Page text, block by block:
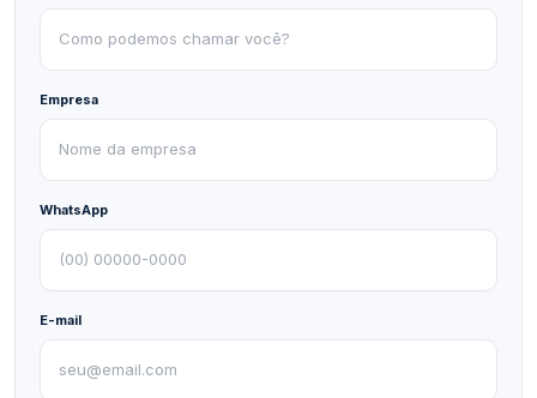
Empresa
WhatsApp
E-mail